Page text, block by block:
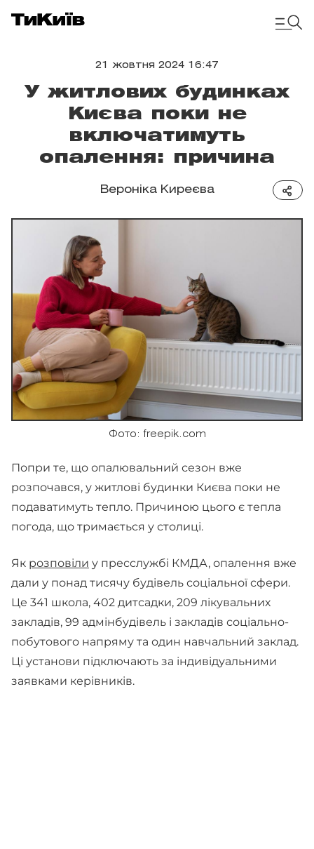
21 жовтня 2024 16:47
У житлових будинках
Києва поки не
включатимуть
опалення: причина
Вероніка Киреєва
Фото: freepik.com
Попри те, що опалювальний сезон вже
розпочався, у житлові будинки Києва поки не
подаватимуть тепло. Причиною цього є тепла
погода, що тримається у столиці.
Як розповіли у пресслужбі КМДА, опалення вже
дали у понад тисячу будівель соціальної сфери.
Це 341 школа, 402 дитсадки, 209 лікувальних
закладів, 99 адмінбудівель і закладів соціально-
побутового напряму та один навчальний заклад.
Ці установи підключають за індивідуальними
заявками керівників.